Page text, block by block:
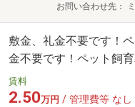
お問い合わせ先
敷金、礼金不要です！
金不要です！ペット飼
賃料
2.50万円 / 管理費等 なし